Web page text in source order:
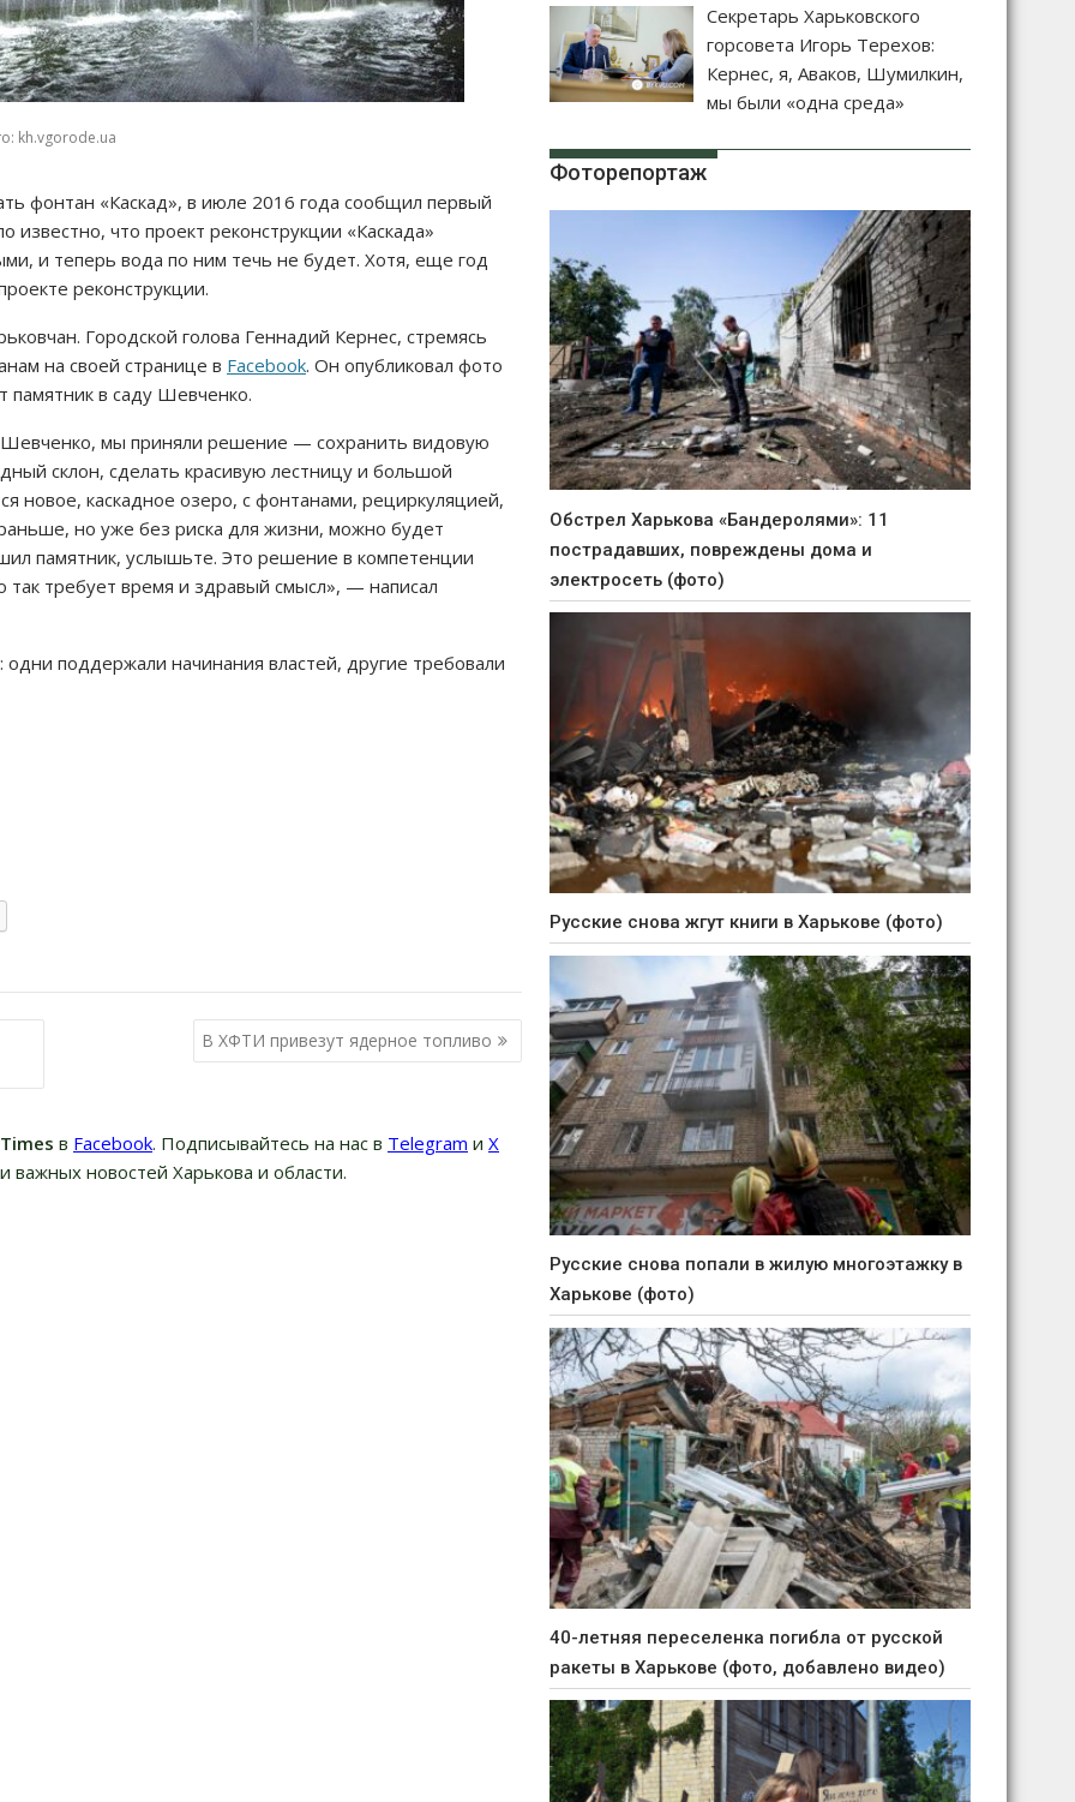
kh.vgorode.ua
фонтан «Каскад», в июле 2016 года сообщил первый
что проект реконструкции «Каскада»
и теперь вода по ним течь не будет. Хотя, еще год
реконструкции.
Городской голова Геннадий Кернес, стремясь
на своей странице в Facebook. Он опубликовал фото
памятник в саду Шевченко.
Шевченко, мы приняли решение — сохранить видовую
склон, сделать красивую лестницу и большой
новое, каскадное озеро, с фонтанами, рециркуляцией,
но уже без риска для жизни, можно будет
памятник, услышьте. Это решение в компетенции
так требует время и здравый смысл», — написал
поддержали начинания властей, другие требовали
В ХФТИ привезут ядерное топливо
в Facebook. Подписывайтесь на нас в Telegram и Х
новостей Харькова и области.
Секретарь Харьковского
горсовета Игорь Терехов:
Кернес, я, Аваков, Шумилкин,
мы были «одна среда»
Фоторепортаж
Обстрел Харькова «Бандеролями»: 11
пострадавших, повреждены дома и
электросеть (фото)
Русские снова жгут книги в Харькове (фото)
Русские снова попали в жилую многоэтажку в
Харькове (фото)
40-летняя переселенка погибла от русской
ракеты в Харькове (фото, добавлено видео)